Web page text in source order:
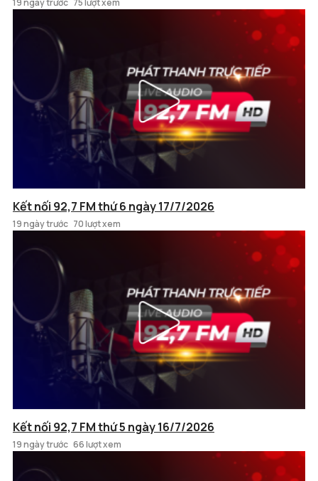
19 ngày trước 75 lượt xem
Kết nối 92,7 FM thứ 6 ngày 17/7/2026
19 ngày trước 70 lượt xem
Kết nối 92,7 FM thứ 5 ngày 16/7/2026
19 ngày trước 66 lượt xem